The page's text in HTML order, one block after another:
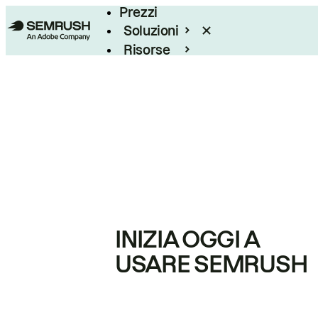
Prezzi
Soluzioni
Risorse
INIZIA OGGI A
USARE SEMRUSH